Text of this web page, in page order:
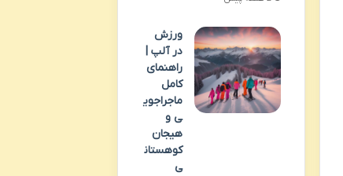
ورزش
در آلپ |
راهنمای
کامل
ماجراجوی
ی و
هیجان
کوهستان
ی